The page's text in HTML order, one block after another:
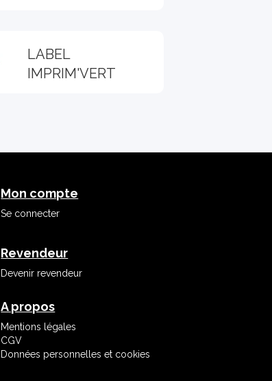
LABEL
IMPRIM'VERT
Mon compte
Se connecter
Revendeur
Devenir revendeur
A propos
Mentions légales
CGV
Données personnelles et cookies